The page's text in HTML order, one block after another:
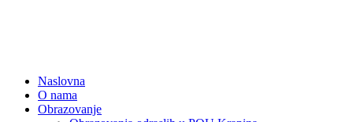
Naslovna
O nama
Obrazovanje